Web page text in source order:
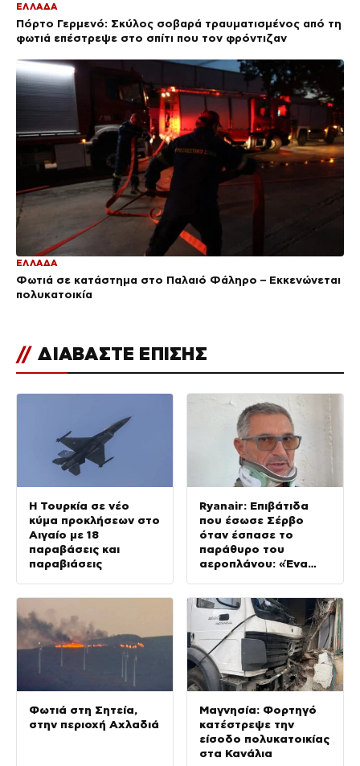
ΕΛΛΑΔΑ
Πόρτο Γερμενό: Σκύλος σοβαρά τραυματισμένος από τη
φωτιά επέστρεψε στο σπίτι που τον φρόντιζαν
ΕΛΛΑΔΑ
Φωτιά σε κατάστημα στο Παλαιό Φάληρο – Εκκενώνεται
πολυκατοικία
// ΔΙΑΒΑΣΤΕ ΕΠΙΣΗΣ
Η Τουρκία σε νέο
κύμα προκλήσεων στο
Αιγαίο με 18
παραβάσεις και
παραβιάσεις
Ryanair: Επιβάτιδα
που έσωσε Σέρβο
όταν έσπασε το
παράθυρο του
αεροπλάνου: «Ένα
σαν πλαστελίνη»
Φωτιά στη Σητεία,
στην περιοχή Αχλαδιά
Μαγνησία: Φορτηγό
κατέστρεψε την
είσοδο πολυκατοικίας
στα Κανάλια